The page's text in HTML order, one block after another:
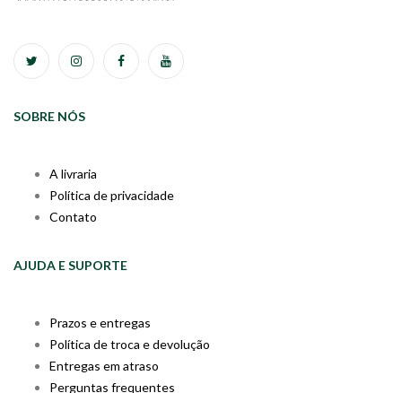
SOBRE NÓS
A livraria
Política de privacidade
Contato
AJUDA E SUPORTE
Prazos e entregas
Política de troca e devolução
Entregas em atraso
Perguntas frequentes